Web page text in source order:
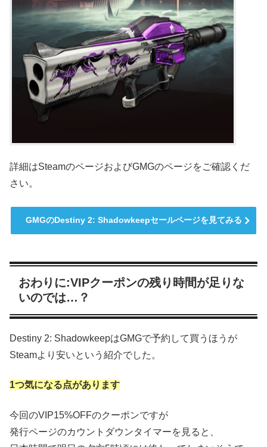
詳細はSteamのページおよびGMGのページをご確認くだ
さい。
GMGのDestiny 2: Shadowkeepセールページを見てみる
おわりに:VIPクーポンの残り時間が足りな
いのでは…？
Destiny 2: ShadowkeepはGMGで予約して買うほうが
Steamより安いという紹介でした。
1つ気になる点があります
今回のVIP15%OFFのクーポンですが
発行ページのカウントダウンタイマーを見ると、